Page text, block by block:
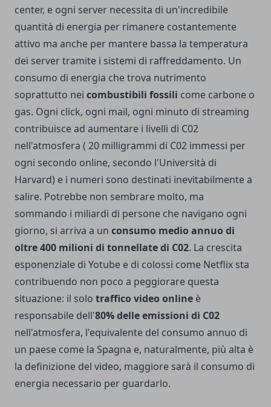
center, e ogni server necessita di un'incredibile
quantità di energia per rimanere costantemente
attivo ma anche per mantere bassa la temperatura
dei server tramite i sistemi di raffreddamento. Un
consumo di energia che trova nutrimento
soprattutto nei combustibili fossili come carbone o
gas. Ogni click, ogni mail, ogni minuto di streaming
contribuisce ad aumentare i livelli di C02
nell'atmosfera ( 20 milligrammi di C02 immessi per
ogni secondo online, secondo l'Università di
Harvard) e i numeri sono destinati inevitabilmente a
salire. Potrebbe non sembrare molto, ma
sommando i miliardi di persone che navigano ogni
giorno, si arriva a un consumo medio annuo di
oltre 400 milioni di tonnellate di C02. La crescita
esponenziale di Yotube e di colossi come Netflix sta
contribuendo non poco a peggiorare questa
situazione: il solo traffico video online è
responsabile dell'80% delle emissioni di C02
nell'atmosfera, l'equivalente del consumo annuo di
un paese come la Spagna e, naturalmente, più alta è
la definizione del video, maggiore sarà il consumo di
energia necessario per guardarlo.